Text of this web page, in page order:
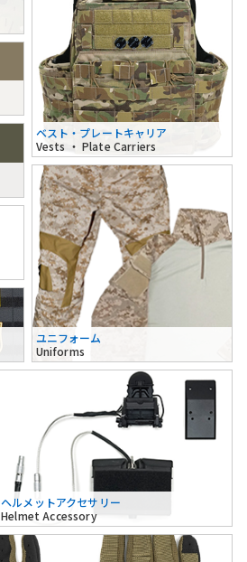
ベスト・プレートキャリア
Vests ・ Plate Carriers
ユニフォーム
Uniforms
ヘルメットアクセサリー
Helmet Accessory